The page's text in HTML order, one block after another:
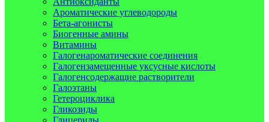
Ароматические углеводороды
Бета-агонисты
Биогенные амины
Витамины
Галогенароматические соединения
Галогензамещенные уксусные кислоты
Галогенсодержащие растворители
Галоэтаны
Гетероциклика
Гликозиды
Глицериды